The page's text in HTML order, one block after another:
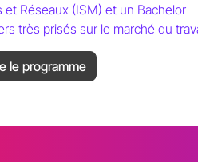
Réseaux (ISM) et un Bachelor
très prisés sur le marché du
le programme